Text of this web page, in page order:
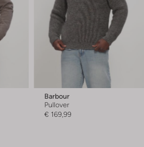
Barbour
Pullover
€ 169,99